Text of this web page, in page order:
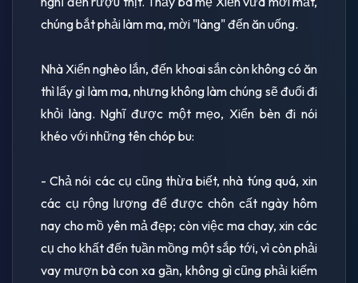
chúng bắt phải làm ma, mời "làng" đến ăn uống.
Nhà Xiển nghèo lắn, đến khoai sắn còn không có ăn
thì lấy gì làm ma, nhưng không làm chúng sẽ đuổi đi
khỏi làng. Nghĩ được một mẹo, Xiển bèn đi nói
khéo với những tên chóp bu:
- Chả nói các cụ cũng thừa biết, nhà túng quá, xin
các cụ rộng lượng để được chôn cất ngày hôm
nay cho mồ yên mả đẹp; còn việc ma chay, xin các
cụ cho khất đến tuần mồng một sắp tới, vì còn phải
vay mượn bà con xa gần, không gì cũng phải kiếm